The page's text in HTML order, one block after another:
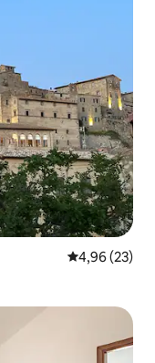
Prosječna
4,96 (23)
gosti”